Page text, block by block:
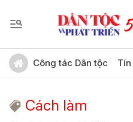
Công tác Dân tộc
Cách làm